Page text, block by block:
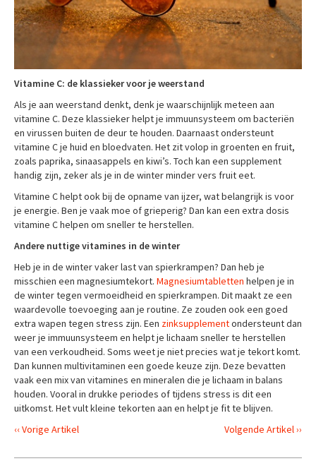
Vitamine C: de klassieker voor je weerstand
Als je aan weerstand denkt, denk je waarschijnlijk meteen aan
vitamine C. Deze klassieker helpt je immuunsysteem om bacteriën
en virussen buiten de deur te houden. Daarnaast ondersteunt
vitamine C je huid en bloedvaten. Het zit volop in groenten en fruit,
zoals paprika, sinaasappels en kiwi’s. Toch kan een supplement
handig zijn, zeker als je in de winter minder vers fruit eet.
Vitamine C helpt ook bij de opname van ijzer, wat belangrijk is voor
je energie. Ben je vaak moe of grieperig? Dan kan een extra dosis
vitamine C helpen om sneller te herstellen.
Andere nuttige vitamines in de winter
Heb je in de winter vaker last van spierkrampen? Dan heb je
misschien een magnesiumtekort. Magnesiumtabletten helpen je in
de winter tegen vermoeidheid en spierkrampen. Dit maakt ze een
waardevolle toevoeging aan je routine. Ze zouden ook een goed
extra wapen tegen stress zijn. Een zinksupplementondersteunt dan
weer je immuunsysteem en helpt je lichaam sneller te herstellen
van een verkoudheid. Soms weet je niet precies wat je tekort komt.
Dan kunnen multivitaminen een goede keuze zijn. Deze bevatten
vaak een mix van vitamines en mineralen die je lichaam in balans
houden. Vooral in drukke periodes of tijdens stress is dit een
uitkomst. Het vult kleine tekorten aan en helpt je fit te blijven.
‹‹ Vorige Artikel
Volgende Artikel ››